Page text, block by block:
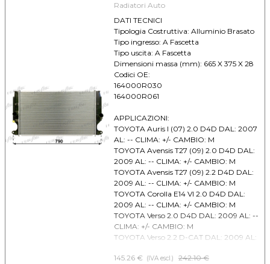
Radiatori Auto
DATI TECNICI
Tipologia Costruttiva: Alluminio Brasato
Tipo ingresso: A Fascetta
Tipo uscita: A Fascetta
Dimensioni massa (mm): 665 X 375 X 28
Codici OE:
164000R030
164000R061
APPLICAZIONI:
TOYOTA Auris I (07) 2.0 D4D DAL: 2007
AL: -- CLIMA: +/- CAMBIO: M
TOYOTA Avensis T27 (09) 2.0 D4D DAL:
2009 AL: -- CLIMA: +/- CAMBIO: M
TOYOTA Avensis T27 (09) 2.2 D4D DAL:
2009 AL: -- CLIMA: +/- CAMBIO: M
TOYOTA Corolla E14 VI 2.0 D4D DAL:
2009 AL: -- CLIMA: +/- CAMBIO: M
TOYOTA Verso 2.0 D4D DAL: 2009 AL: --
CLIMA: +/- CAMBIO: M
TOYOTA Verso 2.2 D-CAT DAL: 2009 AL:
TOYOTA Verso 2.2 D4D DAL: 2009 AL: --
145.26 € (IVA escl.) Prezzo senza sconto
242.10 €